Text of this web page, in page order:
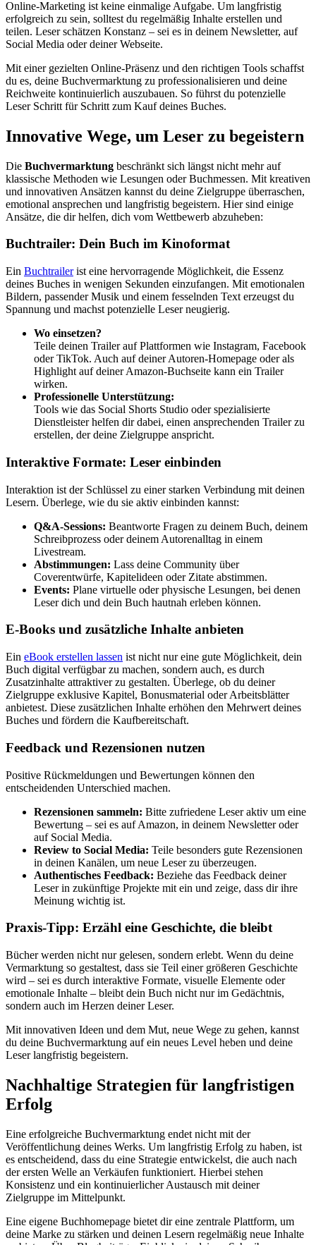
Online-Marketing ist keine einmalige Aufgabe. Um langfristig
erfolgreich zu sein, solltest du regelmäßig Inhalte erstellen und
teilen. Leser schätzen Konstanz – sei es in deinem Newsletter, auf
Social Media oder deiner Webseite.
Mit einer gezielten Online-Präsenz und den richtigen Tools schaffst
du es, deine Buchvermarktung zu professionalisieren und deine
Reichweite kontinuierlich auszubauen. So führst du potenzielle
Leser Schritt für Schritt zum Kauf deines Buches.
Innovative Wege, um Leser zu begeistern
Die Buchvermarktung beschränkt sich längst nicht mehr auf
klassische Methoden wie Lesungen oder Buchmessen. Mit kreativen
und innovativen Ansätzen kannst du deine Zielgruppe überraschen,
emotional ansprechen und langfristig begeistern. Hier sind einige
Ansätze, die dir helfen, dich vom Wettbewerb abzuheben:
Buchtrailer: Dein Buch im Kinoformat
Ein Buchtrailerist eine hervorragende Möglichkeit, die Essenz
deines Buches in wenigen Sekunden einzufangen. Mit emotionalen
Bildern, passender Musik und einem fesselnden Text erzeugst du
Spannung und machst potenzielle Leser neugierig.
Wo einsetzen?
Teile deinen Trailer auf Plattformen wie Instagram, Facebook
oder TikTok. Auch auf deiner Autoren-Homepage oder als
Highlight auf deiner Amazon-Buchseite kann ein Trailer
wirken.
Professionelle Unterstützung:
Tools wie das Social Shorts Studio oder spezialisierte
Dienstleister helfen dir dabei, einen ansprechenden Trailer zu
erstellen, der deine Zielgruppe anspricht.
Interaktive Formate: Leser einbinden
Interaktion ist der Schlüssel zu einer starken Verbindung mit deinen
Lesern. Überlege, wie du sie aktiv einbinden kannst:
Q&A-Sessions: Beantworte Fragen zu deinem Buch, deinem
Schreibprozess oder deinem Autorenalltag in einem
Livestream.
Abstimmungen: Lass deine Community über
Coverentwürfe, Kapitelideen oder Zitate abstimmen.
Events: Plane virtuelle oder physische Lesungen, bei denen
Leser dich und dein Buch hautnah erleben können.
E-Books und zusätzliche Inhalte anbieten
Ein eBook erstellen lassen ist nicht nur eine gute Möglichkeit, dein
Buch digital verfügbar zu machen, sondern auch, es durch
Zusatzinhalte attraktiver zu gestalten. Überlege, ob du deiner
Zielgruppe exklusive Kapitel, Bonusmaterial oder Arbeitsblätter
anbietest. Diese zusätzlichen Inhalte erhöhen den Mehrwert deines
Buches und fördern die Kaufbereitschaft.
Feedback und Rezensionen nutzen
Positive Rückmeldungen und Bewertungen können den
entscheidenden Unterschied machen.
Rezensionen sammeln: Bitte zufriedene Leser aktiv um eine
Bewertung – sei es auf Amazon, in deinem Newsletter oder
auf Social Media.
Review to Social Media: Teile besonders gute Rezensionen
in deinen Kanälen, um neue Leser zu überzeugen.
Authentisches Feedback: Beziehe das Feedback deiner
Leser in zukünftige Projekte mit ein und zeige, dass dir ihre
Meinung wichtig ist.
Praxis-Tipp: Erzähl eine Geschichte, die bleibt
Bücher werden nicht nur gelesen, sondern erlebt. Wenn du deine
Vermarktung so gestaltest, dass sie Teil einer größeren Geschichte
wird – sei es durch interaktive Formate, visuelle Elemente oder
emotionale Inhalte – bleibt dein Buch nicht nur im Gedächtnis,
sondern auch im Herzen deiner Leser.
Mit innovativen Ideen und dem Mut, neue Wege zu gehen, kannst
du deine Buchvermarktung auf ein neues Level heben und deine
Leser langfristig begeistern.
Nachhaltige Strategien für langfristigen
Erfolg
Eine erfolgreiche Buchvermarktung endet nicht mit der
Veröffentlichung deines Werks. Um langfristig Erfolg zu haben, ist
es entscheidend, dass du eine Strategie entwickelst, die auch nach
der ersten Welle an Verkäufen funktioniert. Hierbei stehen
Konsistenz und ein kontinuierlicher Austausch mit deiner
Zielgruppe im Mittelpunkt.
Eine eigene Buchhomepage bietet dir eine zentrale Plattform, um
deine Marke zu stärken und deinen Lesern regelmäßig neue Inhalte